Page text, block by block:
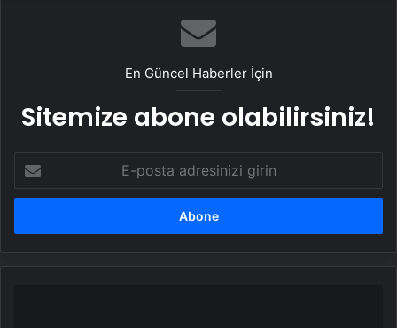
Yaza kadar zayıflayacaksınız! Yağları
cayır cayır yakıyor, karnı dümdüz
En Güncel Haberler İçin
Sitemize abone olabilirsiniz!
posta
adresinizi